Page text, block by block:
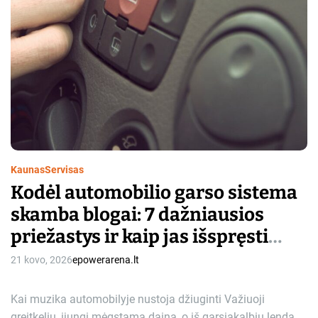
KaunasServisas
Kodėl automobilio garso sistema
skamba blogai: 7 dažniausios
priežastys ir kaip jas išspręsti
Vilniuje bei Kaune
21 kovo, 2026epowerarena.lt
Kai muzika automobilyje nustoja džiuginti Važiuoji